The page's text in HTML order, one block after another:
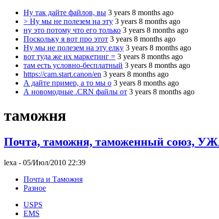
Ну так дайте файлов, вы 3 years 8 months ago
> Ну мы не полезем на эту 3 years 8 months ago
ну это потому что его только 3 years 8 months ago
Поскольку я вот про этот 3 years 8 months ago
Ну мы не полезем на эту елку 3 years 8 months ago
вот туда же их маркетинг = 3 years 8 months ago
там есть условно-бесплатный 3 years 8 months ago
https://cam.start.canon/en 3 years 8 months ago
А дайте пример, а то мы о 3 years 8 months ago
А новомодные .CRN файлы от 3 years 8 months ago
таможня
Почта, таможня, таможенный союз,
lexa - 05/Июл/2010 22:39
Почта и Таможня
Разное
USPS
EMS